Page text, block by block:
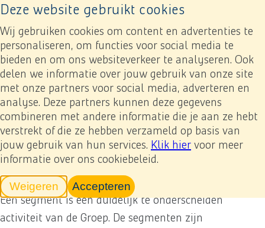
Deze website gebruikt cookies
Wij gebruiken cookies om content en advertenties te
personaliseren, om functies voor social media te
bieden en om ons websiteverkeer te analyseren. Ook
delen we informatie over jouw gebruik van onze site
met onze partners voor social media, adverteren en
analyse. Deze partners kunnen deze gegevens
combineren met andere informatie die je aan ze hebt
verstrekt of die ze hebben verzameld op basis van
jouw gebruik van hun services. Klik hier voor meer
informatie over ons cookiebeleid.
Weigerentracking scripts
Accepterentracking scripts, de pagina zal
Naar home pagina
Jaarverslag 2024
Jaarrekening
5. Grondslagen voor de financiële verslaggeving
(25) Gesegmenteerde informatie
(25) Gesegmenteerde
informatie
Een segment is een duidelijk te onderscheiden
activiteit van de Groep. De segmenten zijn
PreviousNext Toevoegen mijn verslag
Download